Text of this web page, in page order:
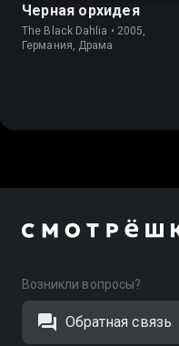
Черная орхидея
The Black Dahlia • 2005,
Германия, Драма
Возникли вопросы?
Обратная связь